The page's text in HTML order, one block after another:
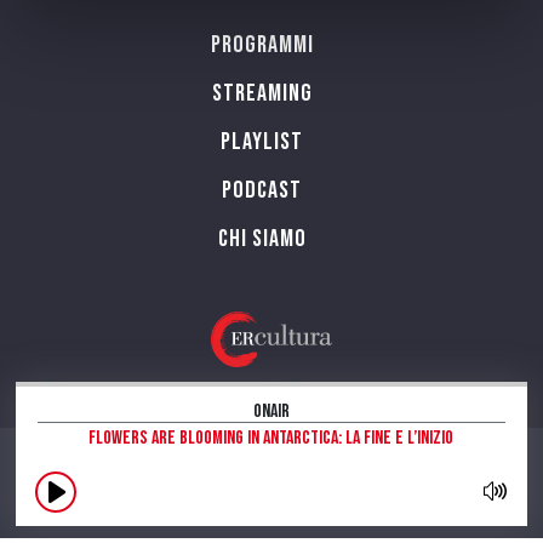
OnAir
Flowers are blooming in Antarctica: la fine e l’inizio
Programmi
Streaming
Playlist
PODCAST
Chi siamo